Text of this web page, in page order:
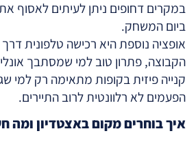
במקרים דחופים ניתן לעיתים לאסוף
ביום המשחק.
אופציה נוספת היא רכישה טלפונית
הקבוצה, פתרון טוב למי שמסתבך
קנייה פיזית בקופות מתאימה רק למי
הפעמים לא רלוונטית לרוב התיירים.
איך בוחרים מקום באצטדיון ומה